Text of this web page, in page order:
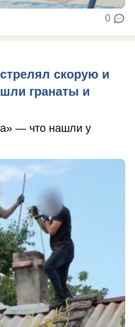
0
скорую и
гранаты и
— что нашли у